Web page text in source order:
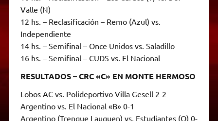
Valle (N)
12 hs. – Reclasificación – Remo (Azul) vs.
Independiente
14 hs. – Semifinal – Once Unidos vs. Saladillo
16 hs. – Semifinal – CUDS vs. El Nacional
RESULTADOS – CRC «C» EN MONTE HERMOSO
Lobos AC vs. Polideportivo Villa Gesell 2-2
Argentino vs. El Nacional «B» 0-1
Argentino (Trenque Lauquen) vs. Estudiantes (O) 0-